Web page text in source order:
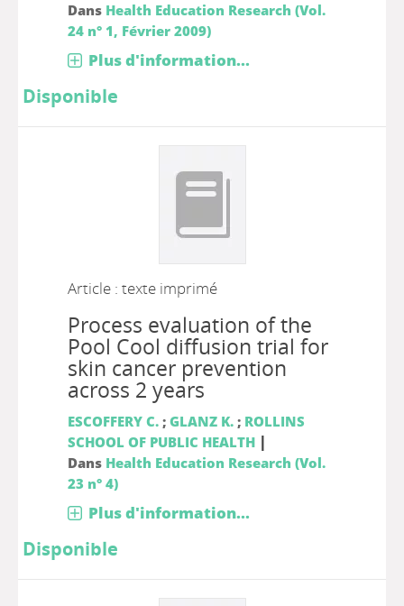
Dans Health Education Research (Vol.
24 n° 1, Février 2009)
Plus d'information...
Disponible
Article : texte imprimé
Process evaluation of the
Pool Cool diffusion trial for
skin cancer prevention
across 2 years
ESCOFFERY C.; GLANZ K.; ROLLINS
SCHOOL OF PUBLIC HEALTH |
Dans Health Education Research (Vol.
23 n° 4)
Plus d'information...
Disponible